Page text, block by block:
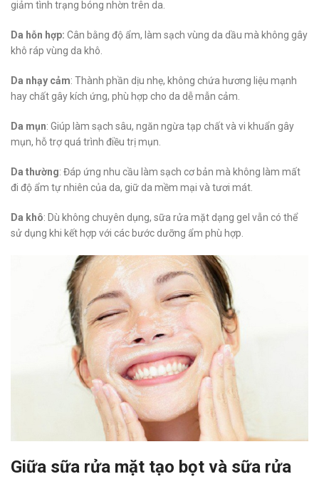
giảm tình trạng bóng nhờn trên da.
Da hỗn hợp: Cân bằng độ ẩm, làm sạch vùng da dầu mà không gây
khô ráp vùng da khô.
Da nhạy cảm: Thành phần dịu nhẹ, không chứa hương liệu mạnh
hay chất gây kích ứng, phù hợp cho da dễ mẫn cảm.
Da mụn: Giúp làm sạch sâu, ngăn ngừa tạp chất và vi khuẩn gây
mụn, hỗ trợ quá trình điều trị mụn.
Da thường: Đáp ứng nhu cầu làm sạch cơ bản mà không làm mất
đi độ ẩm tự nhiên của da, giữ da mềm mại và tươi mát.
Da khô: Dù không chuyên dụng, sữa rửa mặt dạng gel vẫn có thể
sử dụng khi kết hợp với các bước dưỡng ẩm phù hợp.
Giữa sữa rửa mặt tạo bọt và sữa rửa